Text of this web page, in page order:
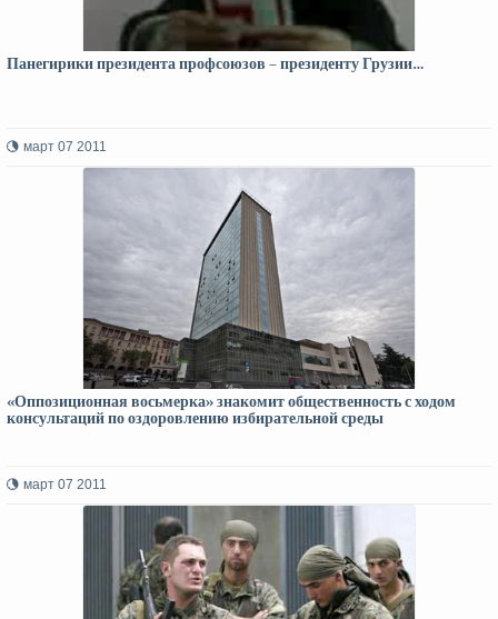
Панегирики президента профсоюзов – президенту Грузии…
март 07 2011
«Оппозиционная восьмерка» знакомит общественность с ходом
консультаций по оздоровлению избирательной среды
март 07 2011